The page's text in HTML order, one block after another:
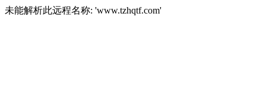
未能解析此远程名称: 'www.tzhqtf.com'